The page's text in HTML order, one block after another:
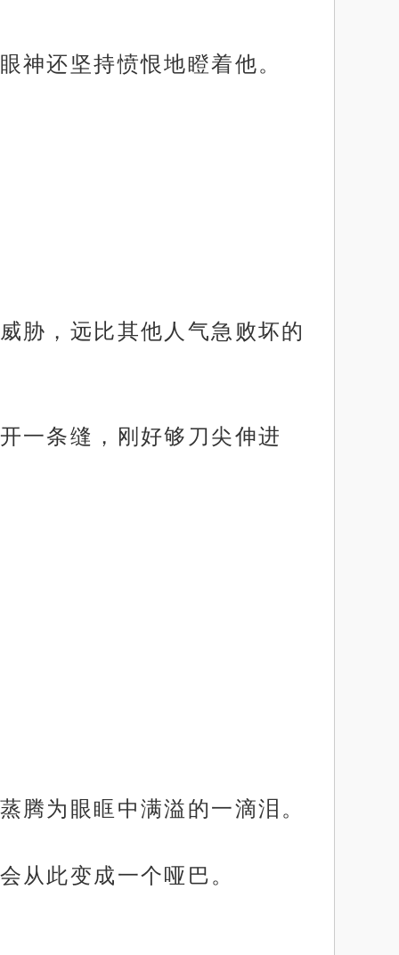
神还坚持愤恨地瞪着他。
胁，远比其他人气急败坏的
一条缝，刚好够刀尖伸进
腾为眼眶中满溢的一滴泪。
从此变成一个哑巴。